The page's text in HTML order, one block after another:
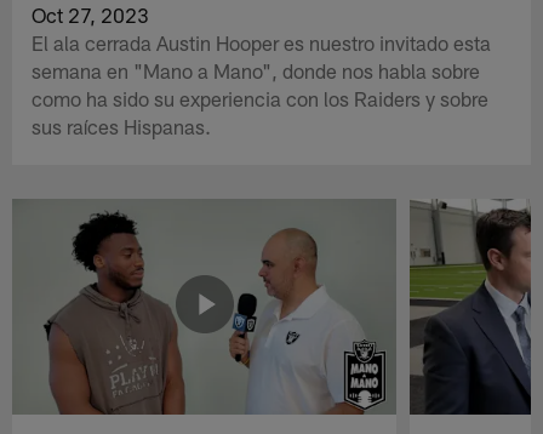
Oct 27, 2023
El ala cerrada Austin Hooper es nuestro invitado esta
semana en "Mano a Mano", donde nos habla sobre
como ha sido su experiencia con los Raiders y sobre
sus raíces Hispanas.